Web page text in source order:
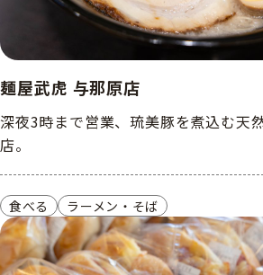
麺屋武虎 与那原店
深夜3時まで営業、琉美豚を煮込む天
店。
食べる ラーメン・そば